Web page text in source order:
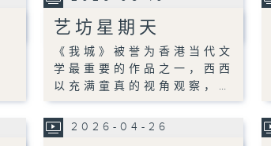
艺坊星期天
《我城》被誉为香港当代文
学最重要的作品之一，西西
以充满童真的视角观察，…
2026-04-26